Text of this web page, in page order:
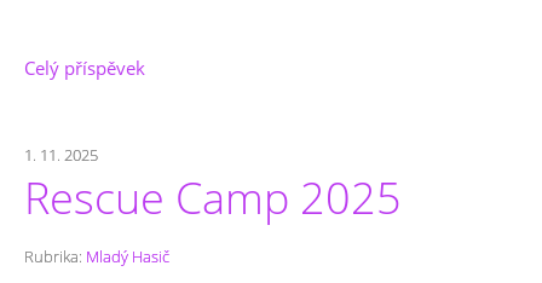
Celý příspěvek
1. 11. 2025
Rescue Camp 2025
Rubrika: Mladý Hasič